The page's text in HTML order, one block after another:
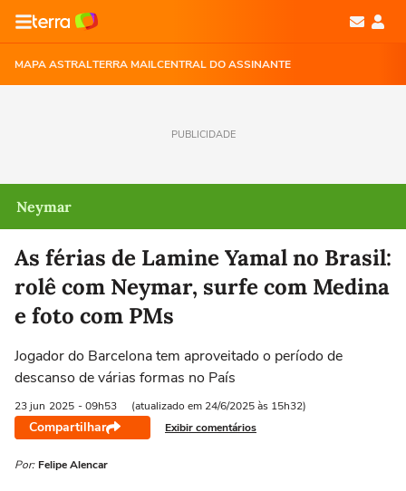
MAPA ASTRALTERRA MAILCENTRAL DO ASSINANTE
PUBLICIDADE
Neymar
As férias de Lamine Yamal no Brasil:
rolê com Neymar, surfe com Medina
e foto com PMs
Jogador do Barcelona tem aproveitado o período de
descanso de várias formas no País
23 jun 2025 - 09h53 (atualizado em 24/6/2025 às 15h32)
Compartilhar Exibir comentários
Por: Felipe Alencar